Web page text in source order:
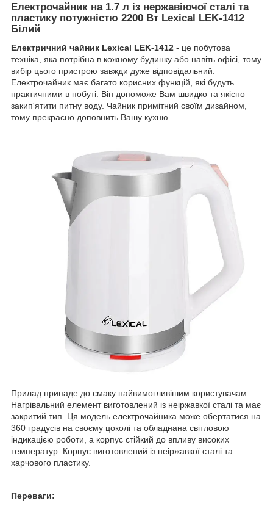
Електрочайник на 1.7 л із нержавіючої сталі та
пластику потужністю 2200 Вт Lexical LEK-1412
Білий
Електричний чайник Lexical LEK-1412 - це побутова
техніка, яка потрібна в кожному будинку або навіть офісі, тому
вибір цього пристрою завжди дуже відповідальний.
Електрочайник має багато корисних функцій, які будуть
практичними в побуті. Він допоможе Вам швидко та якісно
закип'ятити питну воду. Чайник примітний своїм дизайном,
тому прекрасно доповнить Вашу кухню.
Прилад припаде до смаку найвимогливішим користувачам.
Нагрівальний елемент виготовлений із неіржавкої сталі та має
закритий тип. Ця модель електрочайника може обертатися на
360 градусів на своєму цоколі та обладнана світловою
індикацією роботи, а корпус стійкий до впливу високих
температур. Корпус виготовлений із неіржавкої сталі та
харчового пластику.
Переваги: